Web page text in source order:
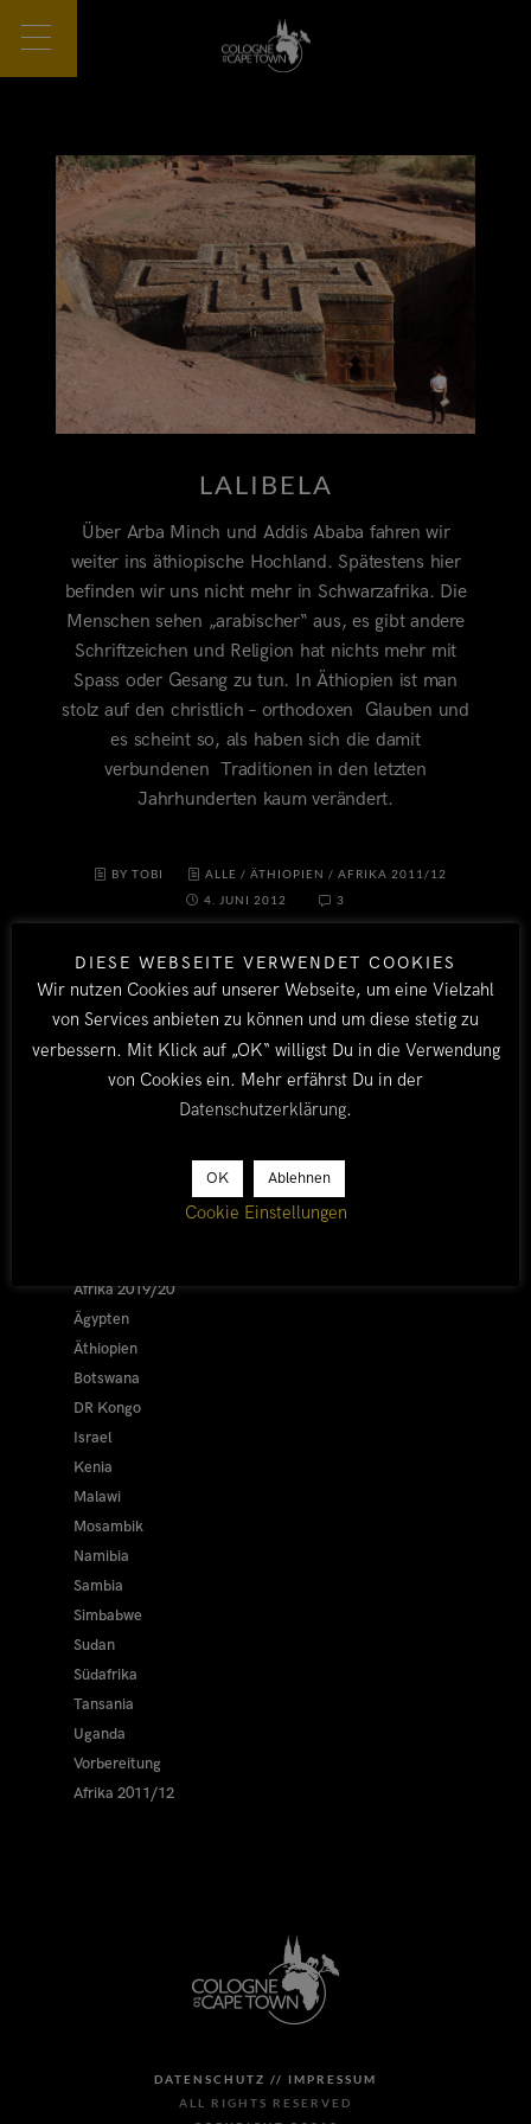
LALIBELA
Über Arba Minch und Addis Ababa fahren wir
weiter ins äthiopische Hochland. Spätestens hier
befinden wir uns nicht mehr in Schwarzafrika. Die
Menschen sehen „arabischer“ aus, es gibt andere
Schriftzeichen und Religion hat nichts mehr mit
Spass oder Gesang zu tun. In Äthiopien ist man
stolz auf den christlich – orthodoxen Glauben und
es scheint so, als haben sich die damit
verbundenen Traditionen in den letzten
Jahrhunderten kaum verändert.
BY TOBI ALLE /ÄTHIOPIEN /AFRIKA 2011/12
4. JUNI 2012
3
LÄNDER
Afrika 2019/20
Ägypten
Äthiopien
Botswana
DR Kongo
Israel
Kenia
Malawi
Mosambik
Namibia
Sambia
Simbabwe
Sudan
Südafrika
Tansania
Uganda
Vorbereitung
Afrika 2011/12
DATENSCHUTZ // IMPRESSUM
ALL RIGHTS RESERVED
DIESE WEBSEITE VERWENDET COOKIES
Wir nutzen Cookies auf unserer Webseite, um eine Vielzahl
von Services anbieten zu können und um diese stetig zu
verbessern. Mit Klick auf „OK“ willigst Du in die Verwendung
von Cookies ein. Mehr erfährst Du in der
Datenschutzerklärung.
OK Ablehnen
Cookie Einstellungen